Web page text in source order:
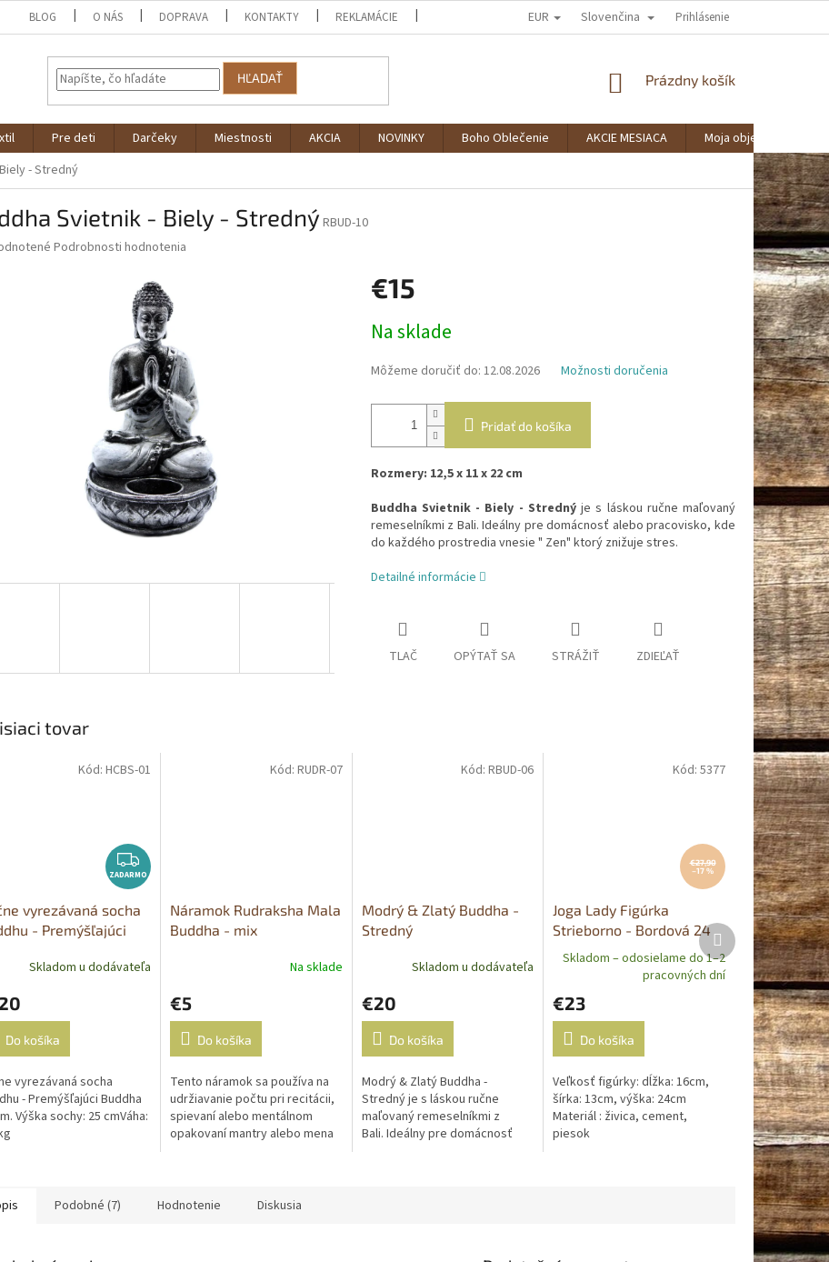
BLOG O NÁS DOPRAVA KONTAKTY REKLAMÁCIE SPOLUPRÁCA VERNOSTNÝ KLUB BOHOSTYLE
EUR Slovenčina Prihlásenie
HĽADAŤ
NÁKUPNÝ
Prázdny košík
Pre deti Darčeky Miestnosti AKCIA NOVINKY Boho Oblečenie AKCIE MESIACA
Moja objednávka
- Stredný
Svietnik - Biely - Stredný RBUD-10
Podrobnosti hodnotenia
€15
cena:
Na sklade
Môžeme doručiť do: 12.08.2026 Možnosti doručenia
Pridať do košíka
Rozmery: 12,5 x 11 x 22 cm
Buddha Svietnik - Biely - Strednýje s láskou ručne maľovaný
remeselníkmi z Bali. Ideálny pre domácnosť alebo pracovisko, kde
do každého prostredia vnesie " Zen" ktorý znižuje stres.
Detailné informácie
TLAČ OPÝTAŤ SA STRÁŽIŤ ZDIEĽAŤ
tovar
Z
A
M
ZADARMO
vyrezávaná socha
- Premýšľajúci
Skladom u dodávateľa
Do košíka
vyrezávaná socha
- Premýšľajúci Buddha
Výška sochy: 25 cmVáha:
Kód: HCBS-01
Náramok Rudraksha Mala
Buddha - mix
Na sklade
€5
Do košíka
Tento náramok sa používa na
udržiavanie počtu pri recitácii,
spievaní alebo mentálnom
opakovaní mantry alebo mena
Kód: RUDR-07
Modrý & Zlatý Buddha -
Stredný
Skladom u dodávateľa
€20
Do košíka
Modrý & Zlatý Buddha -
Stredný je s láskou ručne
maľovaný remeselníkmi z
Bali. Ideálny pre domácnosť
Kód:RBUD-06
€27,90
–17 %
Joga Lady Figúrka
Strieborno - Bordová 24
cm
Skladom – odosielame do 1–2
pracovných dní
€23
Do košíka
Veľkosť figúrky: dĺžka: 16cm,
šírka: 13cm, výška: 24cm
Materiál : živica, cement,
piesok
Kód: 5377
Ďalší
produkt
Podobné (7) Hodnotenie Diskusia